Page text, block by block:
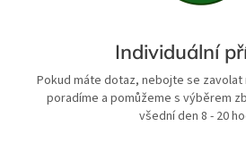
Individuální
Pokud máte dotaz, nebojte se zavolat
poradíme a pomůžeme s výběrem
všední den 8 - 20